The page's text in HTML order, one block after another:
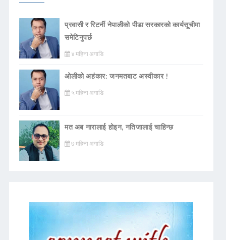
प्रवासी र रिटर्नी नेपालीको पीडा सरकारको कार्यसूचीमा
समेटिनुपर्छ
४ महिना अगाडि
ओलीको अहंकार: जनमतबाट अस्वीकार !
५ महिना अगाडि
मत अब नारालाई होइन, नतिजालाई चाहिन्छ
७ महिना अगाडि